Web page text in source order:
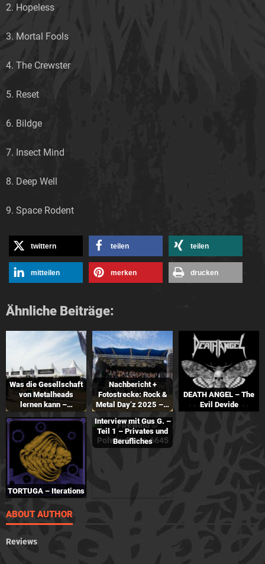
2. Hopeless
3. Mortal Fools
4. The Crewster
5. Reset
6. Bildge
7. Insect Mind
8. Deep Well
9. Space Rodent
twittern teilen teilen
mitteilen merken drucken
Ähnliche Beiträge:
Was die Gesellschaft
von Metalheads
lernen kann –…
Nachbericht +
Fotostrecke: Rock &
Metal Day’z 2025 –…
DEATH ANGEL – The
Evil Devide
TORTUGA – Iterations
Interview mit Gus G. –
Teil 1 – Privates und
Berufliches
ABOUT AUTHOR
Reviews